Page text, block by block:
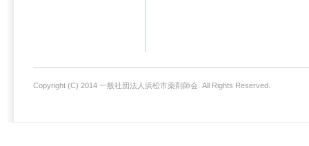
Copyright (C) 2014 一般社団法人浜松市薬剤師会. All Rights Reserved.